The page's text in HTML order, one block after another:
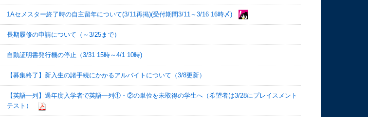
1Aセメスター終了時の自主留年について(3/11再掲)(受付期間3/11～3/16 16時〆)
長期履修の申請について（～3/25まで）
自動証明書発行機の停止（3/31 15時～4/1 10時)
【募集終了】新入生の諸手続にかかるアルバイトについて（3/8更新）
【英語一列】過年度入学者で英語一列①・②の単位を未取得の学生へ（希望者は3/28にプレイスメント
テスト）